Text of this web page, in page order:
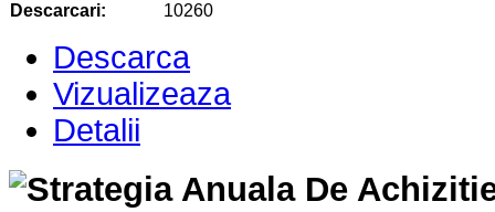
Descarcari:
10260
Descarca
Vizualizeaza
Detalii